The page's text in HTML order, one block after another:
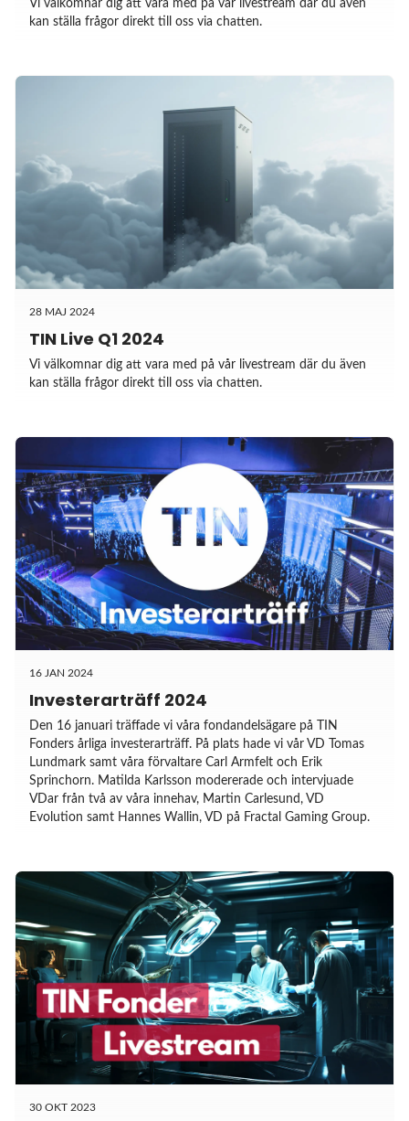
Vi välkomnar dig att vara med på vår livestream där du även
kan ställa frågor direkt till oss via chatten.
28 MAJ 2024
TIN Live Q1 2024
Vi välkomnar dig att vara med på vår livestream där du även
kan ställa frågor direkt till oss via chatten.
16 JAN 2024
Investerarträff 2024
Den 16 januari träffade vi våra fondandelsägare på TIN
Fonders årliga investerarträff. På plats hade vi vår VD Tomas
Lundmark samt våra förvaltare Carl Armfelt och Erik
Sprinchorn. Matilda Karlsson modererade och intervjuade
VDar från två av våra innehav, Martin Carlesund, VD
Evolution samt Hannes Wallin, VD på Fractal Gaming Group.
30 OKT 2023